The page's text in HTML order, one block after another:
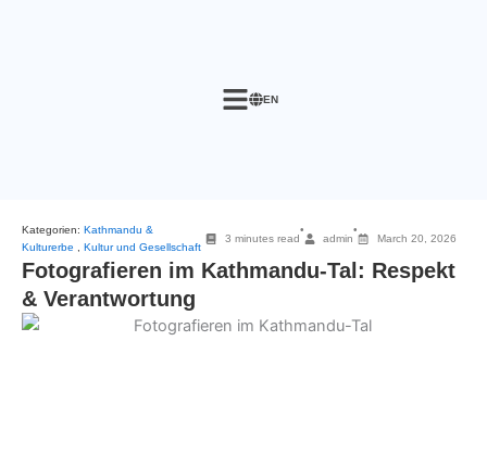
EN
Kategorien: Kathmandu &
Kulturerbe
Kultur und Gesellschaft
3 minutes read
•
admin
•
March 20, 2026
Fotografieren im Kathmandu-Tal: Respekt
& Verantwortung